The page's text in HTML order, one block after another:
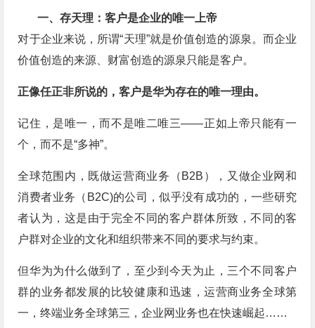
一、存天理：客户是企业的唯一上帝
对于企业来说，所谓“天理”就是价值创造的源泉。而企业
价值创造的来源、财富创造的源泉只能是客户。
正像任正非所说的，客户是华为存在的唯一理由。
记住，是唯一，而不是唯二唯三——正如上帝只能有一
个，而不是“多神”。
全球范围内，既做运营商业务（B2B），又做企业网和
消费者业务（B2C)的公司，似乎没有成功的，一些研究
者认为，这是由于完全不同的客户群体所致，不同的客
户群对企业的文化和组织带来不同的要求与约束。
但华为为什么做到了，至少到今天为止，三个不同客户
群的业务都发展的比较健康和迅速，运营商业务全球第
一，终端业务全球第三，企业网业务也在快速崛起……